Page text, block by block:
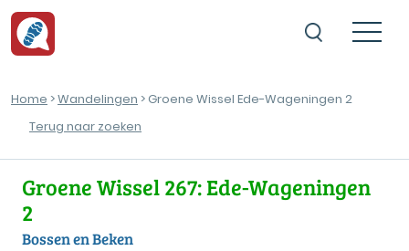
Home >Wandelingen > Groene Wissel Ede-Wageningen 2
Terug naar zoeken
Groene Wissel 267: Ede-Wageningen
2
Bossen en Beken